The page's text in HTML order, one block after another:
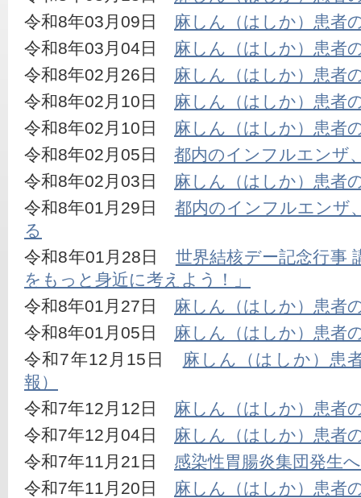
令和8年03月09日 麻しん（はしか）患者
令和8年03月04日 麻しん（はしか）患者
令和8年02月26日 麻しん（はしか）患者
令和8年02月10日 麻しん（はしか）患者
令和8年02月10日 麻しん（はしか）患者
令和8年02月05日 都内のインフルエンザ
令和8年02月03日 麻しん（はしか）患者
令和8年01月29日 都内のインフルエンザ
る
令和8年01月28日 世界結核デー記念行事
をもっと身近に考えよう！」
令和8年01月27日 麻しん（はしか）患者
令和8年01月05日 麻しん（はしか）患者
令和7年12月15日
麻しん（はしか）患
報）
令和7年12月12日 麻しん（はしか）患者
令和7年12月04日 麻しん（はしか）患者
令和7年11月21日 感染性胃腸炎集団発生
令和7年11月20日 麻しん（はしか）患者